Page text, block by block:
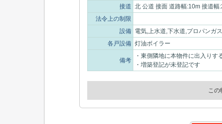
接道 北 公道 接面 道路幅:10m 接道幅
法令上の制限
設備 電気,上水道,下水道,プロパンガス
各戸設備 灯油ボイラー
備考
・東側隣地に本物件に出入り
・増築登記が未登記です
この